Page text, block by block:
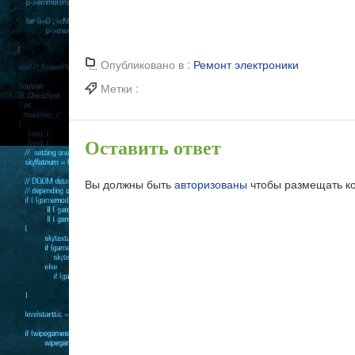
Опубликовано в : Ремонт электроники
Метки :
Оставить ответ
Вы должны быть авторизованы чтобы размещать